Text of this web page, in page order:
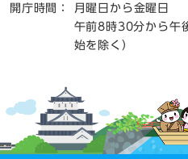
開庁時間：
月曜日から金曜日
午前8時30分から午
始を除く）